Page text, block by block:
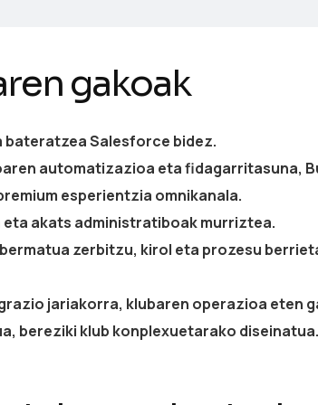
gakoak
bateratzeaSalesforce bidez.
automatizazioa eta fidagarritasuna,
esperientzia omnikanala.
akats administratiboak murriztea.
zerbitzu, kirol eta prozesu
jariakorra, klubaren operazioa eten
, bereziki klub konplexuetarako diseinatua.